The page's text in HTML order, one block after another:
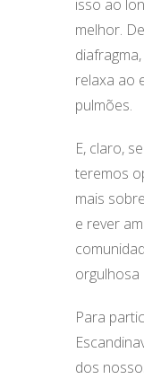
isso ao
melhor.
relaxa ao
pulmões.
E, claro,
teremos
mais
e rever
orgulhosa
Para
dos